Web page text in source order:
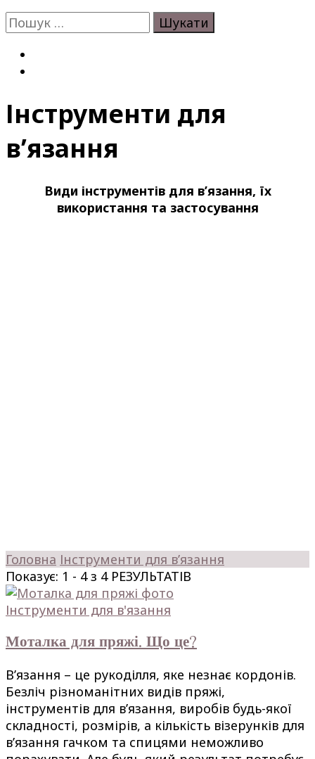
Пошук:
Інструменти для
в’язання
Види інструментів для в’язання, їх
використання та застосування
Головна Інструменти для в’язання
Показує: 1 - 4 з 4 РЕЗУЛЬТАТІВ
Інструменти для в'язання
Моталка для пряжі. Що це?
В’язання – це рукоділля, яке незнає кордонів.
Безліч різноманітних видів пряжі,
інструментів для в’язання, виробів будь-якої
складності, розмірів, а кількість візерунків для
в’язання гачком та спицями неможливо